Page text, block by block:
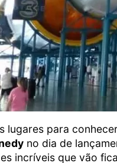
lugares para
no dia de
incríveis que vão